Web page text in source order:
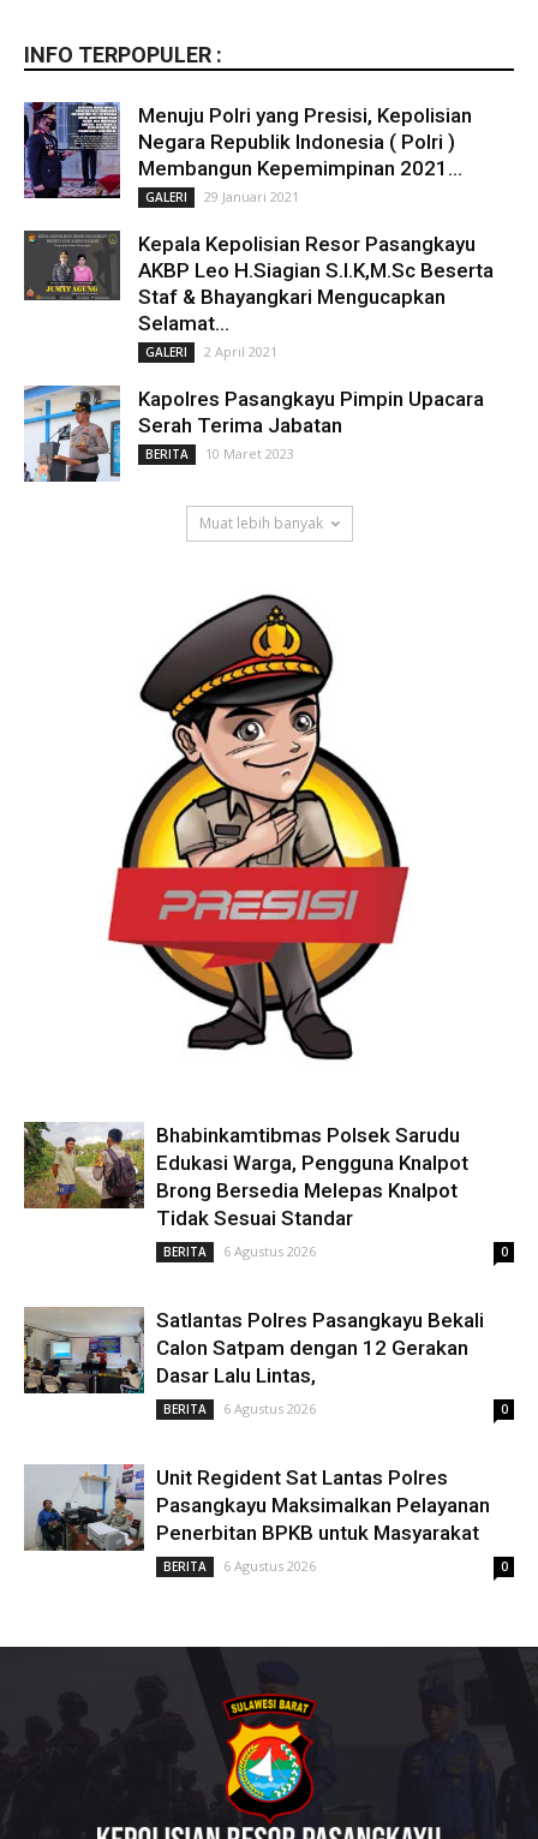
INFO TERPOPULER :
Menuju Polri yang Presisi, Kepolisian
Negara Republik Indonesia ( Polri )
Membangun Kepemimpinan 2021...
GALERI 29 Januari 2021
Kepala Kepolisian Resor Pasangkayu
AKBP Leo H.Siagian S.I.K,M.Sc Beserta
Staf & Bhayangkari Mengucapkan
Selamat...
GALERI 2 April 2021
Kapolres Pasangkayu Pimpin Upacara
Serah Terima Jabatan
BERITA 10 Maret 2023
Muat lebih banyak
Bhabinkamtibmas Polsek Sarudu
Edukasi Warga, Pengguna Knalpot
Brong Bersedia Melepas Knalpot
Tidak Sesuai Standar
BERITA 6 Agustus 2026 0
Satlantas Polres Pasangkayu Bekali
Calon Satpam dengan 12 Gerakan
Dasar Lalu Lintas,
BERITA 6 Agustus 2026 0
Unit Regident Sat Lantas Polres
Pasangkayu Maksimalkan Pelayanan
Penerbitan BPKB untuk Masyarakat
BERITA 6 Agustus 2026 0